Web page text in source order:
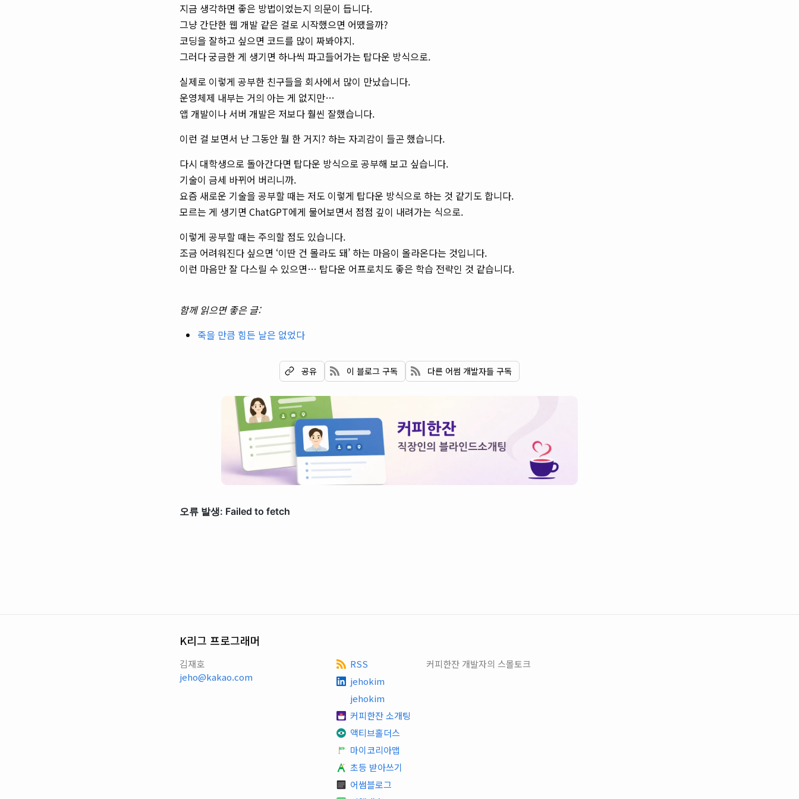
지금 생각하면 좋은 방법이었는지 의문이 듭니다.
그냥 간단한 웹 개발 같은 걸로 시작했으면 어땠을까?
코딩을 잘하고 싶으면 코드를 많이 짜봐야지.
그러다 궁금한 게 생기면 하나씩 파고들어가는 탑다운 방식으로.
실제로 이렇게 공부한 친구들을 회사에서 많이 만났습니다.
운영체제 내부는 거의 아는 게 없지만…
앱 개발이나 서버 개발은 저보다 훨씬 잘했습니다.
이런 걸 보면서 난 그동안 뭘 한 거지? 하는 자괴감이 들곤 했습니다.
다시 대학생으로 돌아간다면 탑다운 방식으로 공부해 보고 싶습니다.
기술이 금세 바뀌어 버리니까.
요즘 새로운 기술을 공부할 때는 저도 이렇게 탑다운 방식으로 하는 것 같기도 합니다.
모르는 게 생기면 ChatGPT에게 물어보면서 점점 깊이 내려가는 식으로.
이렇게 공부할 때는 주의할 점도 있습니다.
조금 어려워진다 싶으면 ‘이딴 건 몰라도 돼’ 하는 마음이 올라온다는 것입니다.
이런 마음만 잘 다스릴 수 있으면… 탑다운 어프로치도 좋은 학습 전략인 것 같습니다.
함께 읽으면 좋은 글:
죽을 만큼 힘든 날은 없었다
공유 이 블로그 구독 다른 어썸 개발자들 구독
K리그 프로그래머
김재호
jeho@kakao.com
RSS
jehokim
jehokim
커피한잔 소개팅
액티브홀더스
마이코리아맵
초등 받아쓰기
어썸블로그
커피한잔 개발자의 스몰토크